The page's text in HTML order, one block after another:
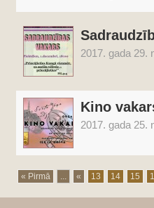
2017. gada 29.
Kino
2017. gada 25.
« Pirmā ... « 13 14 15